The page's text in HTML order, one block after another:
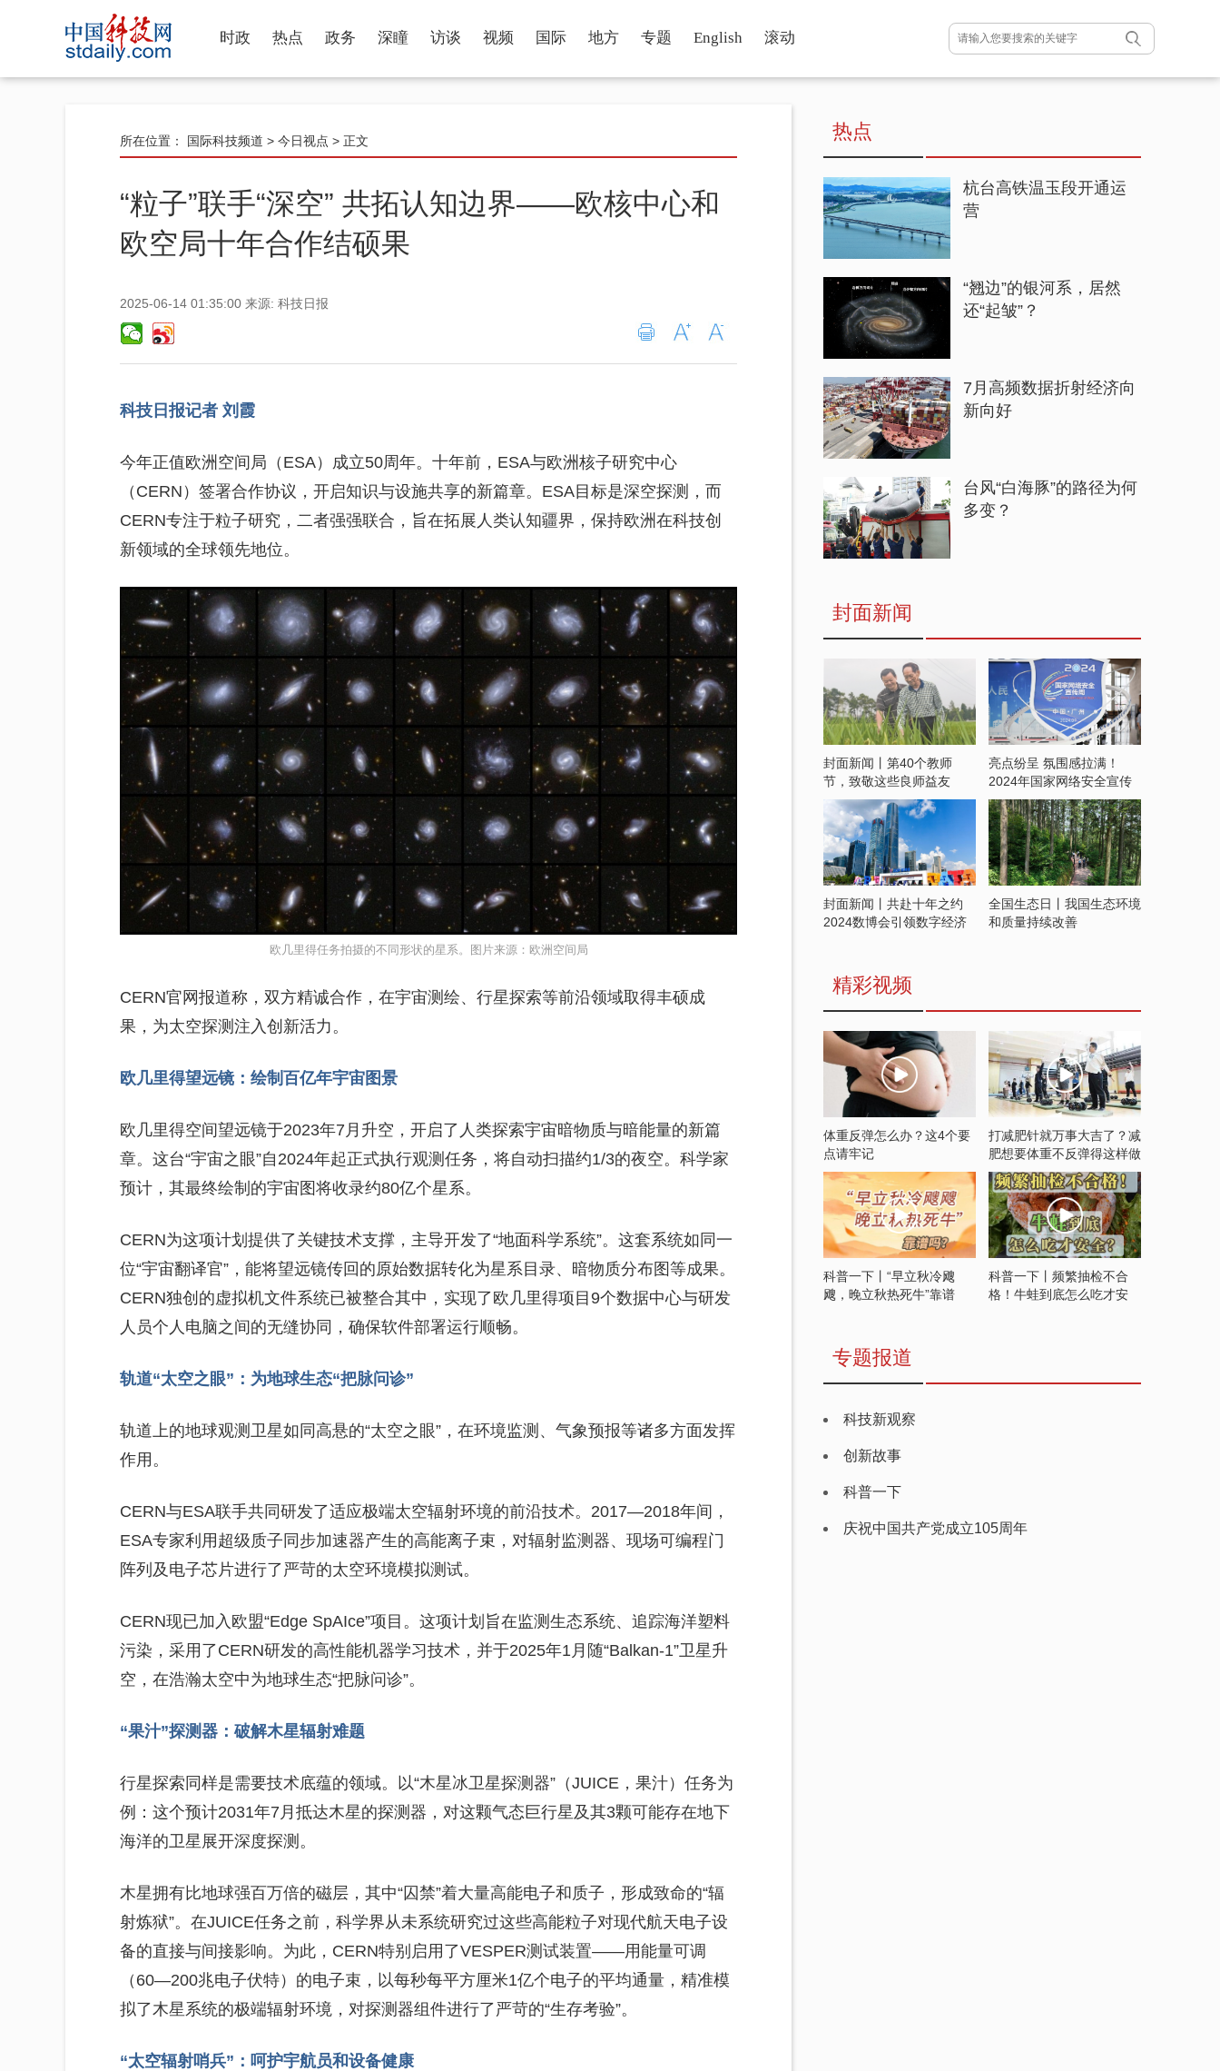
时政 热点 政务 深瞳 访谈 视频 国际 地方 专题 English 滚动
所在位置： 国际科技频道 > 今日视点 > 正文
“粒子”联手“深空” 共拓认知边界——欧核中心和
欧空局十年合作结硕果
2025-06-14 01:35:00 来源: 科技日报
科技日报记者 刘霞
今年正值欧洲空间局（ESA）成立50周年。十年前，ESA与欧洲核子研究中心
（CERN）签署合作协议，开启知识与设施共享的新篇章。ESA目标是深空探测，而
CERN专注于粒子研究，二者强强联合，旨在拓展人类认知疆界，保持欧洲在科技创
新领域的全球领先地位。
欧几里得任务拍摄的不同形状的星系。图片来源：欧洲空间局
CERN官网报道称，双方精诚合作，在宇宙测绘、行星探索等前沿领域取得丰硕成
果，为太空探测注入创新活力。
欧几里得望远镜：绘制百亿年宇宙图景
欧几里得空间望远镜于2023年7月升空，开启了人类探索宇宙暗物质与暗能量的新篇
章。这台“宇宙之眼”自2024年起正式执行观测任务，将自动扫描约1/3的夜空。科学家
预计，其最终绘制的宇宙图将收录约80亿个星系。
CERN为这项计划提供了关键技术支撑，主导开发了“地面科学系统”。这套系统如同一
位“宇宙翻译官”，能将望远镜传回的原始数据转化为星系目录、暗物质分布图等成果。
CERN独创的虚拟机文件系统已被整合其中，实现了欧几里得项目9个数据中心与研发
人员个人电脑之间的无缝协同，确保软件部署运行顺畅。
轨道“太空之眼”：为地球生态“把脉问诊”
轨道上的地球观测卫星如同高悬的“太空之眼”，在环境监测、气象预报等诸多方面发挥
作用。
CERN与ESA联手共同研发了适应极端太空辐射环境的前沿技术。2017—2018年间，
ESA专家利用超级质子同步加速器产生的高能离子束，对辐射监测器、现场可编程门
阵列及电子芯片进行了严苛的太空环境模拟测试。
CERN现已加入欧盟“Edge SpAIce”项目。这项计划旨在监测生态系统、追踪海洋塑料
污染，采用了CERN研发的高性能机器学习技术，并于2025年1月随“Balkan-1”卫星升
空，在浩瀚太空中为地球生态“把脉问诊”。
“果汁”探测器：破解木星辐射难题
行星探索同样是需要技术底蕴的领域。以“木星冰卫星探测器”（JUICE，果汁）任务为
例：这个预计2031年7月抵达木星的探测器，对这颗气态巨行星及其3颗可能存在地下
海洋的卫星展开深度探测。
木星拥有比地球强百万倍的磁层，其中“囚禁”着大量高能电子和质子，形成致命的“辐
射炼狱”。在JUICE任务之前，科学界从未系统研究过这些高能粒子对现代航天电子设
备的直接与间接影响。为此，CERN特别启用了VESPER测试装置——用能量可调
（60—200兆电子伏特）的电子束，以每秒每平方厘米1亿个电子的平均通量，精准模
拟了木星系统的极端辐射环境，对探测器组件进行了严苛的“生存考验”。
“太空辐射哨兵”：呵护宇航员和设备健康
热点
杭台高铁温玉段开通运
营
“翘边”的银河系，居然
还“起皱”？
7月高频数据折射经济向
新向好
台风“白海豚”的路径为何
多变？
封面新闻
封面新闻丨第40个教师
节，致敬这些良师益友
亮点纷呈 氛围感拉满！
2024年国家网络安全宣传
周开启
封面新闻丨共赴十年之约
2024数博会引领数字经济
全国生态日丨我国生态环境
和质量持续改善
精彩视频
体重反弹怎么办？这4个要
点请牢记
打减肥针就万事大吉了？减
肥想要体重不反弹得这样做
科普一下丨“早立秋冷飕
飕，晚立秋热死牛”靠谱
科普一下丨频繁抽检不合
格！牛蛙到底怎么吃才安
专题报道
科技新观察
创新故事
科普一下
庆祝中国共产党成立105周年